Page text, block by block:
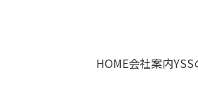
HOME会社案内YSS